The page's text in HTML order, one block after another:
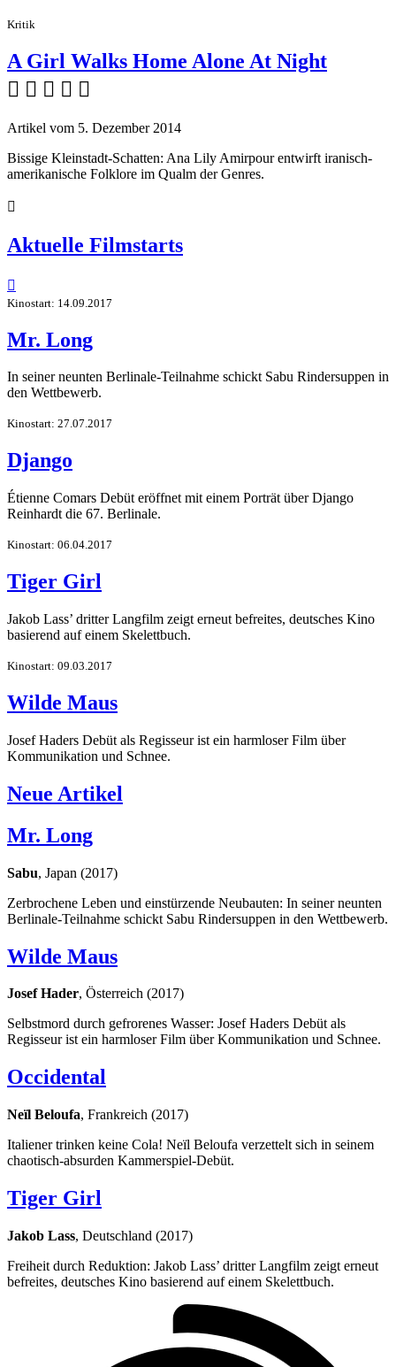
Kritik
A Girl Walks Home Alone At Night
    
Artikel vom 5. Dezember 2014
Bissige Kleinstadt-Schatten: Ana Lily Amirpour entwirft iranisch-
amerikanische Folklore im Qualm der Genres.

Aktuelle Filmstarts

Kinostart: 14.09.2017
Mr. Long
In seiner neunten Berlinale-Teilnahme schickt Sabu Rindersuppen in
den Wettbewerb.
Kinostart: 27.07.2017
Django
Étienne Comars Debüt eröffnet mit einem Porträt über Django
Reinhardt die 67. Berlinale.
Kinostart: 06.04.2017
Tiger Girl
Jakob Lass’ dritter Langfilm zeigt erneut befreites, deutsches Kino
basierend auf einem Skelettbuch.
Kinostart: 09.03.2017
Wilde Maus
Josef Haders Debüt als Regisseur ist ein harmloser Film über
Kommunikation und Schnee.
Neue Artikel
Mr. Long
Sabu, Japan (2017)
Zerbrochene Leben und einstürzende Neubauten: In seiner neunten
Berlinale-Teilnahme schickt Sabu Rindersuppen in den Wettbewerb.
Wilde Maus
Josef Hader, Österreich (2017)
Selbstmord durch gefrorenes Wasser: Josef Haders Debüt als
Regisseur ist ein harmloser Film über Kommunikation und Schnee.
Occidental
Neïl Beloufa, Frankreich (2017)
Italiener trinken keine Cola! Neïl Beloufa verzettelt sich in seinem
chaotisch-absurden Kammerspiel-Debüt.
Tiger Girl
Jakob Lass, Deutschland (2017)
Freiheit durch Reduktion: Jakob Lass’ dritter Langfilm zeigt erneut
befreites, deutsches Kino basierend auf einem Skelettbuch.